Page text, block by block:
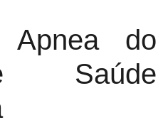
Apnea do
Saúde